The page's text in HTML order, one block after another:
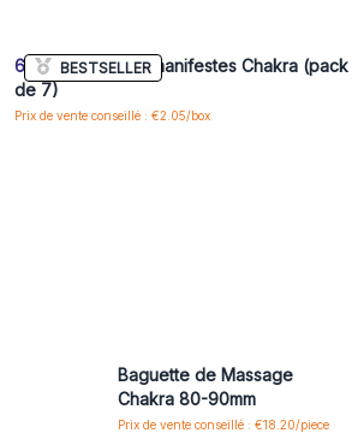
BESTSELLER
6x Sept bougies manifestes Chakra (pack
de 7)
Prix de vente conseillé : €2.05/box
Baguette de Massage
Chakra 80-90mm
Prix de vente conseillé : €18.20/piece